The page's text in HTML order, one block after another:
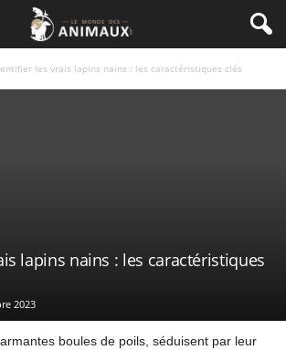
les vrais lapins nains : les caractéristiques clés
lapins nains : les caractéristiques
2023
boules de poils, séduisent par leur